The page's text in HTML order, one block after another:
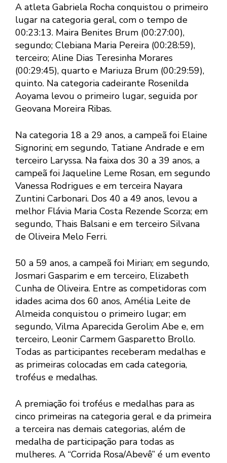
A atleta Gabriela Rocha conquistou o primeiro
lugar na categoria geral, com o tempo de
00:23:13. Maira Benites Brum (00:27:00),
segundo; Clebiana Maria Pereira (00:28:59),
terceiro; Aline Dias Teresinha Morares
(00:29:45), quarto e Mariuza Brum (00:29:59),
quinto. Na categoria cadeirante Rosenilda
Aoyama levou o primeiro lugar, seguida por
Geovana Moreira Ribas.
Na categoria 18 a 29 anos, a campeã foi Elaine
Signorini; em segundo, Tatiane Andrade e em
terceiro Laryssa. Na faixa dos 30 a 39 anos, a
campeã foi Jaqueline Leme Rosan, em segundo
Vanessa Rodrigues e em terceira Nayara
Zuntini Carbonari. Dos 40 a 49 anos, levou a
melhor Flávia Maria Costa Rezende Scorza; em
segundo, Thais Balsani e em terceiro Silvana
de Oliveira Melo Ferri.
50 a 59 anos, a campeã foi Mirian; em segundo,
Josmari Gasparim e em terceiro, Elizabeth
Cunha de Oliveira. Entre as competidoras com
idades acima dos 60 anos, Amélia Leite de
Almeida conquistou o primeiro lugar; em
segundo, Vilma Aparecida Gerolim Abe e, em
terceiro, Leonir Carmem Gasparetto Brollo.
Todas as participantes receberam medalhas e
as primeiras colocadas em cada categoria,
troféus e medalhas.
A premiação foi troféus e medalhas para as
cinco primeiras na categoria geral e da primeira
a terceira nas demais categorias, além de
medalha de participação para todas as
mulheres. A “Corrida Rosa/Abevê” é um evento